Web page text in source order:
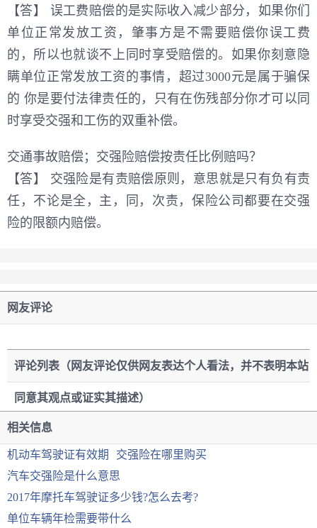
【答】 误工费赔偿的是实际收入减少部分，如果你们
单位正常发放工资，肇事方是不需要赔偿你误工费
的，所以也就谈不上同时享受赔偿的。如果你刻意隐
瞒单位正常发放工资的事情，超过3000元是属于骗保
的 你是要付法律责任的，只有在伤残部分你才可以同
时享受交强和工伤的双重补偿。
交通事故赔偿；交强险赔偿按责任比例赔吗？
【答】 交强险是有责赔偿原则，意思就是只有负有责
任，不论是全，主，同，次责，保险公司都要在交强
险的限额内赔偿。
网友评论
评论列表（网友评论仅供网友表达个人看法，并不表明本站
同意其观点或证实其描述）
相关信息
机动车驾驶证有效期
交强险在哪里购买
汽车交强险是什么意思
2017年摩托车驾驶证多少钱?怎么去考?
单位车辆年检需要带什么